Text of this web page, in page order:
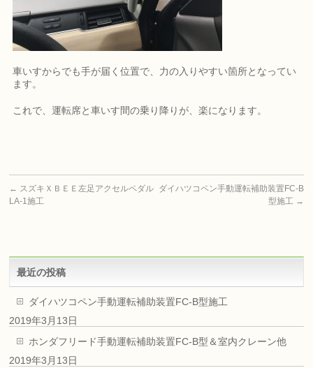
車いすからでも手が届く位置で、力の入りやすい箇所となってい
ます。
これで、運転席と車いす間の乗り降りが、楽になります。
← スズキＸＢＥＥ左足アクセルペダル
LA-1施工
ダイハツコペン手動運転補助装置FC-B
型施工 →
最近の投稿
ダイハツコペン手動運転補助装置FC-B型施工
2019年3月13日
ホンダフリード手動運転補助装置FC-B型＆室内クレーン他
2019年3月13日